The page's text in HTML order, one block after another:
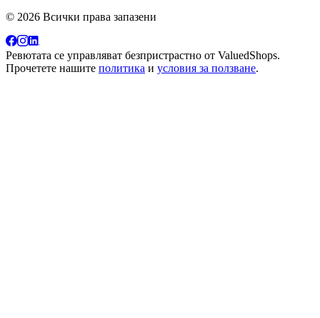
© 2026 Всички права запазени
Ревютата се управляват безпристрастно от ValuedShops.
Прочетете нашите политика и условия за ползване.